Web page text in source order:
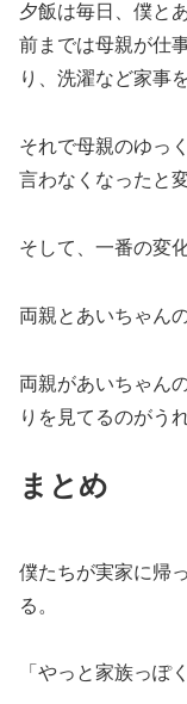
夕飯は毎日、僕と
前までは母親が仕
り、洗濯など家事
それで母親のゆっ
言わなくなったと
そして、一番の変
両親とあいちゃん
両親があいちゃん
りを見てるのがう
まとめ
僕たちが実家に帰
る。
「やっと家族っぽ